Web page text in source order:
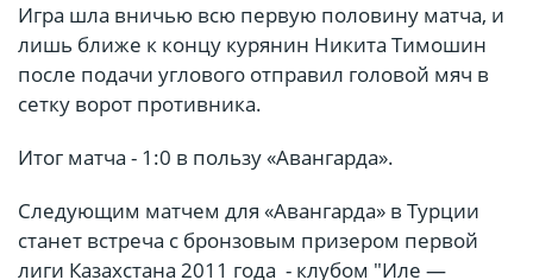
Игра шла вничью всю первую половину матча, и
лишь ближе к концу курянин Никита Тимошин
после подачи углового отправил головой мяч в
сетку ворот противника.
Итог матча - 1:0 в пользу «Авангарда».
Следующим матчем для «Авангарда» в Турции
станет встреча с бронзовым призером первой
лиги Казахстана 2011 года - клубом "Иле —